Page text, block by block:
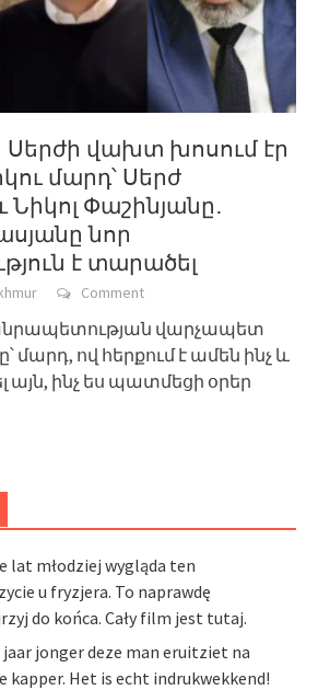
Սերժի վախտ խոսում էր
մարդ՝ Սերժ
Փաշինյանը․
նոր
է տարածել
Comment
վարչապետ
մարդ, ով հերքում է ամեն ինչ և
այն, ինչ ես պատմեցի օրեր
lat młodziej wygląda ten
u fryzjera. To naprawdę
do końca. Cały film jest tutaj.
jaar jonger deze man eruitziet na
kapper. Het is echt indrukwekkend!